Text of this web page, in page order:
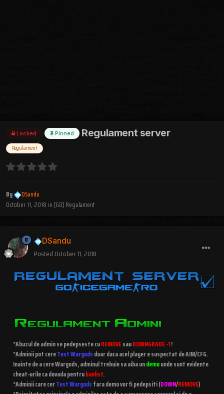
Locked Pinned Regulament server
Regulament
By
DSandu
October 11, 2018 in [GO] Regulament
DSandu
Posted October 11, 2018
*Abuzul de admin se pedepseste cuREMOVEsauDOWNGRADE -1!
*Adminii pot cereTest Wargodsdoar daca acel player e suspectat de AIM/CFG.
Inainte de a cere Wargods, adminul trebuie sa aiba undemounde sunt evidente
cheat-urile ca dovada pentrubanlist.
*Adminii care cerTest Wargodsfara demo vor fi pedepsiti (DOWN/REMOVE)